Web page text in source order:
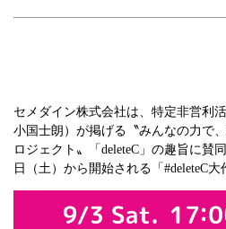
セメダイン株式会社は、特定非営利
小国士朗）が掲げる〝みんなの力で
ロジェクト〟「deleteC」の趣旨に賛
日（土）から開始される「#deleteC大